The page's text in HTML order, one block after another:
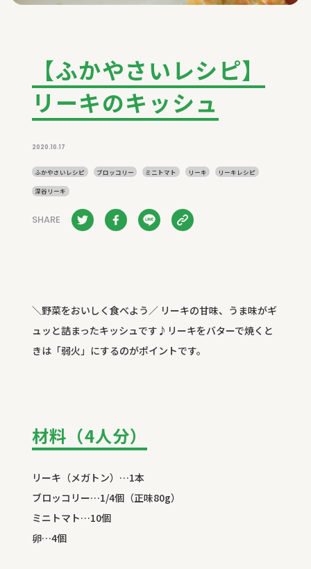
【ふかやさいレシピ】
リーキのキッシュ
2020.10.17
ふかやさいレシピ ブロッコリー ミニトマト リーキ リーキレシピ
深谷リーキ
SHARE
＼野菜をおいしく食べよう／ リーキの甘味、うま味がギ
ュッと詰まったキッシュです♪リーキをバターで焼くと
きは「弱火」にするのがポイントです。
材料（4人分）
リーキ（メガトン）…1本
ブロッコリー…1/4個（正味80g）
ミニトマト…10個
卵…4個